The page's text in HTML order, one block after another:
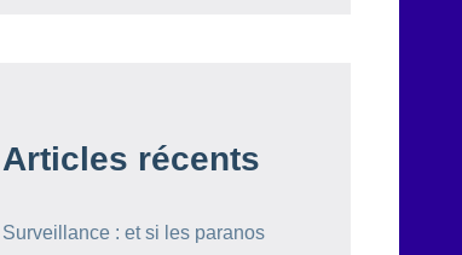
Articles récents
Surveillance : et si les paranos